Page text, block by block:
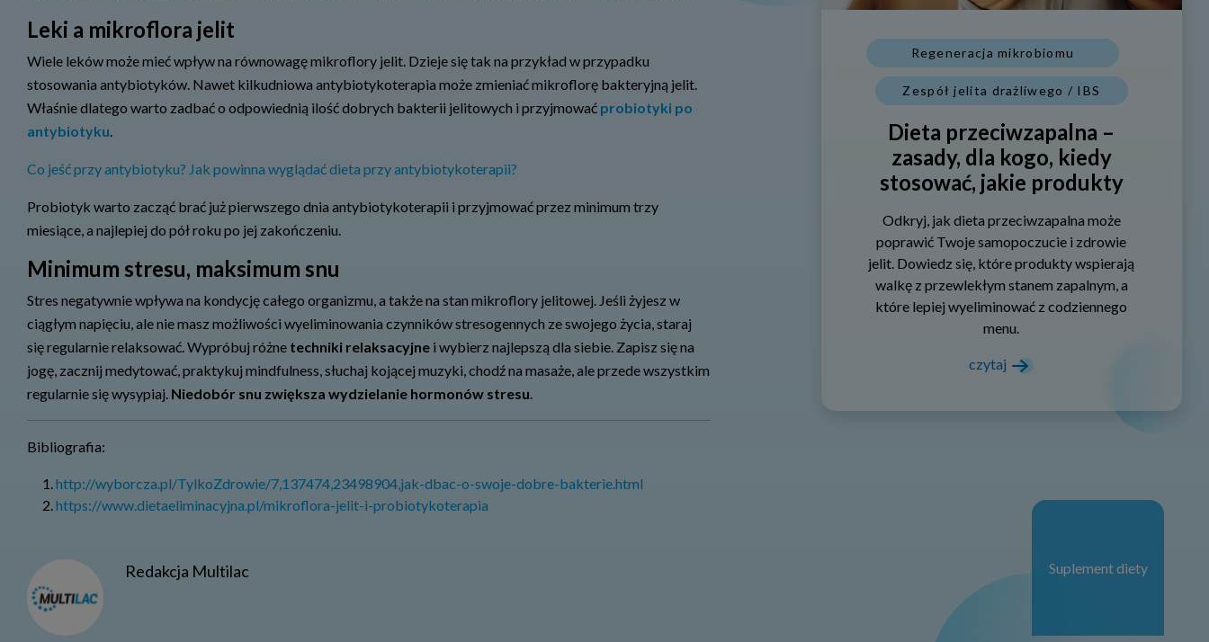
Leki a mikroflora jelit
Wiele leków może mieć wpływ na równowagę mikroflory jelit. Dzieje się tak na przykład w przypadku
stosowania antybiotyków. Nawet kilkudniowa antybiotykoterapia może zmieniać mikroflorę bakteryjną jelit.
Właśnie dlatego warto zadbać o odpowiednią ilość dobrych bakterii jelitowych i przyjmować probiotyki po
antybiotyku
Co jeść przy antybiotyku? Jak powinna wyglądać dieta przy antybiotykoterapii?
Probiotyk warto zacząć brać już pierwszego dnia antybiotykoterapii i przyjmować przez minimum trzy
miesiące, a najlepiej do pół roku po jej zakończeniu.
Minimum stresu, maksimum snu
Stres negatywnie wpływa na kondycję całego organizmu, a także na stan mikroflory jelitowej. Jeśli żyjesz w
ciągłym napięciu, ale nie masz możliwości wyeliminowania czynników stresogennych ze swojego życia, staraj
się regularnie relaksować. Wypróbuj różne techniki relaksacyjne i wybierz najlepszą dla siebie. Zapisz się na
jogę, zacznij medytować, praktykuj mindfulness, słuchaj kojącej muzyki, chodź na masaże, ale przede wszystkim
regularnie się wysypiaj. Niedobór snu zwiększa wydzielanie hormonów stresu
Bibliografia:
http://wyborcza.pl/TylkoZdrowie/7,137474,23498904,jak-dbac-o-swoje-dobre-bakterie.html
https://www.dietaeliminacyjna.pl/mikroflora-jelit-i-probiotykoterapia
Redakcja Multilac
Regeneracja mikrobiomu
Zespół jelita drażliwego / IBS
Dieta przeciwzapalna –
zasady, dla kogo, kiedy
stosować, jakie produkty
Odkryj, jak dieta przeciwzapalna może
poprawić Twoje samopoczucie i zdrowie
jelit. Dowiedz się, które produkty wspierają
walkę z przewlekłym stanem zapalnym, a
które lepiej wyeliminować z codziennego
menu.
czytaj
Suplement diety